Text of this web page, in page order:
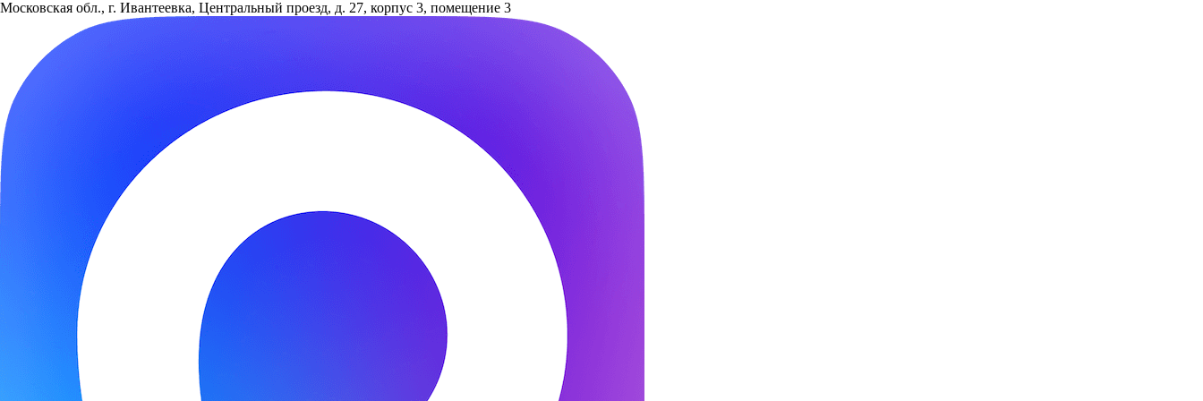
Московская обл., г. Ивантеевка, Центральный проезд, д. 27, корпус 3, помещение 3